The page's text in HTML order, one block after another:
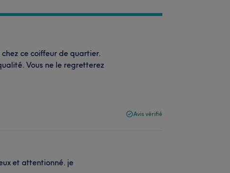
ce coiffeur de quartier.
Vous ne le regretterez
Avis vérifié
et attentionné. je